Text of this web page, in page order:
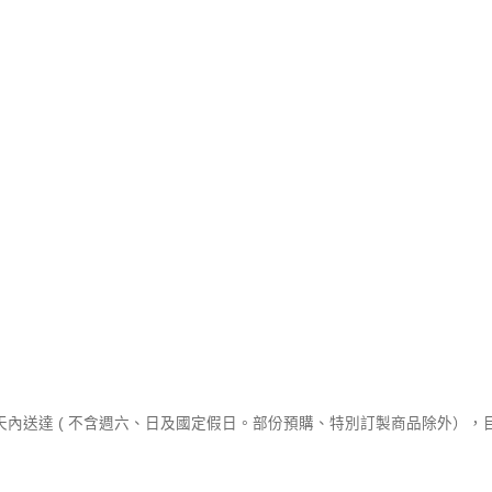
送達 ( 不含週六、日及國定假日。部份預購、特別訂製商品除外），